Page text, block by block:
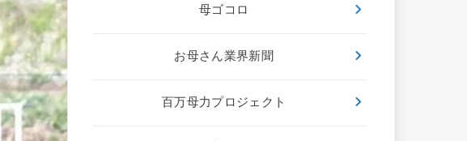
母ゴコロ
お母さん業界新聞
百万母力プロジェクト